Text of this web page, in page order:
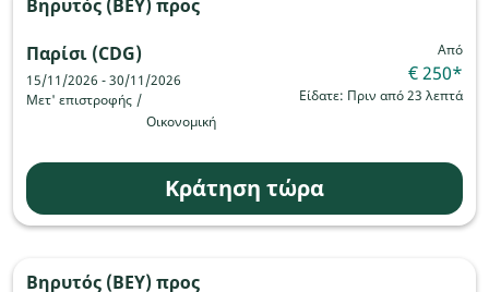
Βηρυτός (BEY)προς
Παρίσι (CDG)
15/11/2026 - 30/11/2026
Μετ' επιστροφής /
Οικονομική
Από
€ 250*
Είδατε: Πριν από 23 λεπτά
Κράτηση τώρα
Βηρυτός (BEY)προς